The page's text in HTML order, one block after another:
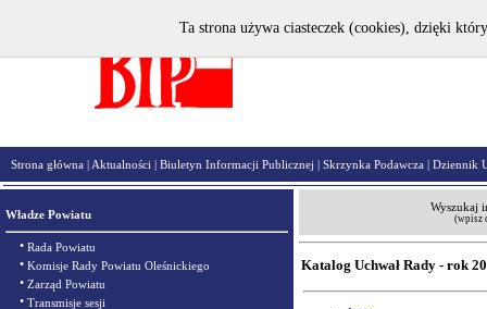
Strona główna | Aktualności | Biuletyn Informacji Publicznej | Skrzynka Podawcza | Dziennik
Władze Powiatu
• Rada Powiatu
• Komisje Rady Powiatu Oleśnickiego
• Zarząd Powiatu
• Transmisje sesji
Wyszukaj
(wpisz
Katalog Uchwał Rady - rok
Ta strona używa ciasteczek (cookies), dzięki